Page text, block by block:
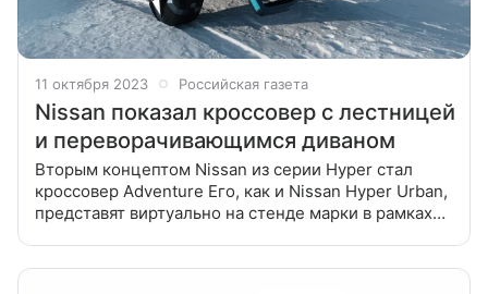
11 октября 2023 Российская газета
Nissan показал кроссовер с лестницей
и переворачивающимся диваном
Вторым концептом Nissan из серии Hyper стал
кроссовер Adventure Его, как и Nissan Hyper Urban,
представят виртуально на стенде марки в рамках